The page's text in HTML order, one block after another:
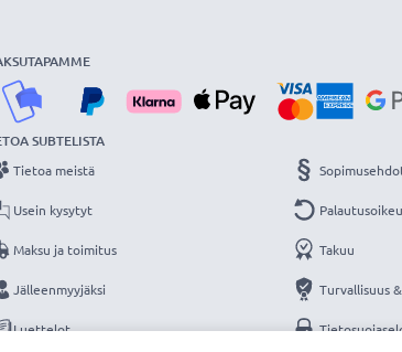
SUBTELISTA
Tietoa meistä
Usein kysytyt
Maksu ja toimitus
Jälleenmyyjäksi
Luettelot
Takuu
Turvallisuus